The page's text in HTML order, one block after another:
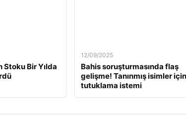
Bir Yılda
12/09/2025
Bahis soruşturmasında flaş
gelişme! Tanınmış isimler için
tutuklama istemi